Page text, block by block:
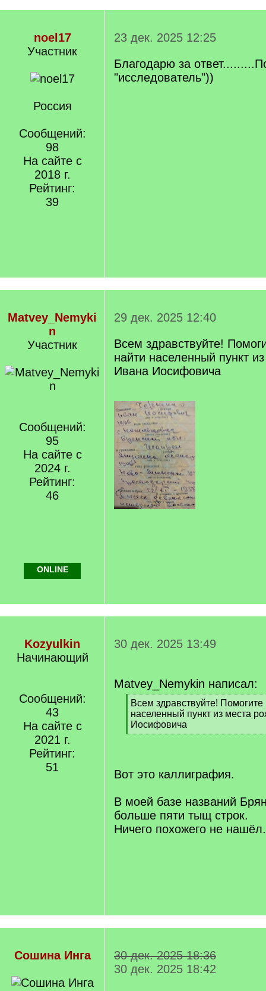
noel17
Участник
Россия
Сообщений:
98
На сайте с
2018 г.
Рейтинг:
39
23 дек. 2025 12:25
Благодарю за
"исследователь"))
Matvey_Nemyki
n
Участник
Сообщений:
95
На сайте с
2024 г.
Рейтинг:
46
29 дек. 2025 12:40
Всем здравствуйте!
найти населенный пункт
Ивана Иосифовича
ONLINE
Kozyulkin
Начинающий
Сообщений:
43
На сайте с
2021 г.
Рейтинг:
51
30 дек. 2025 13:49
Matvey_Nemykin написал:
[
q
]
Всем здравствуйте!
населенный пункт из места
Иосифовича
[
Вот это каллиграфия.
В моей базе названий
больше пяти тыщ строк.
Ничего похожего не нашёл.
Сошина Инга
30 дек. 2025 18:36
30 дек. 2025 18:42